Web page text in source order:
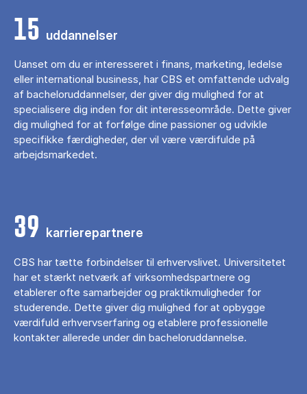
15 uddannelser
Uanset om du er interesseret i finans, marketing, ledelse
eller international business, har CBS et omfattende udvalg
af bacheloruddannelser, der giver dig mulighed for at
specialisere dig inden for dit interesseområde. Dette giver
dig mulighed for at forfølge dine passioner og udvikle
specifikke færdigheder, der vil være værdifulde på
arbejdsmarkedet.
39 karrierepartnere
CBS har tætte forbindelser til erhvervslivet. Universitetet
har et stærkt netværk af virksomhedspartnere og
etablerer ofte samarbejder og praktikmuligheder for
studerende. Dette giver dig mulighed for at opbygge
værdifuld erhvervserfaring og etablere professionelle
kontakter allerede under din bacheloruddannelse.